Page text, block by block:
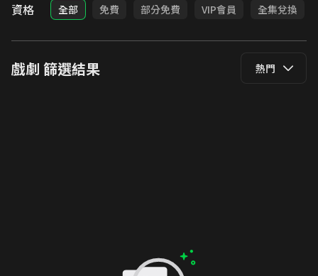
資格 全部 免費 部分免費 VIP會員 全集兌換
戲劇 篩選結果 熱門